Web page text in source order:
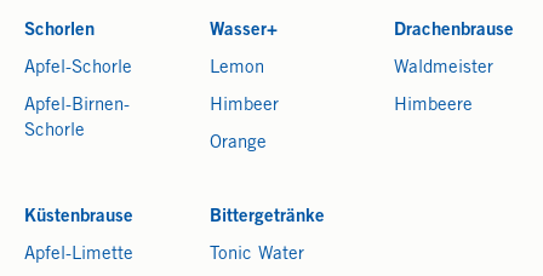
Schorlen
Apfel-Schorle
Apfel-Birnen-
Schorle
Wasser+
Lemon
Himbeer
Orange
Drachenbrause
Waldmeister
Himbeere
Küstenbrause
Apfel-Limette
Bittergetränke
Tonic Water